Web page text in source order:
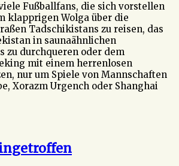
Fußballfans, die sich vorstellen
klapprigen Wolga über die
Tadschikistans zu reisen, das
in saunaähnlichen
zu durchqueren oder dem
mit einem herrenlosen
nur um Spiele von Mannschaften
Xorazm Urgench oder Shanghai